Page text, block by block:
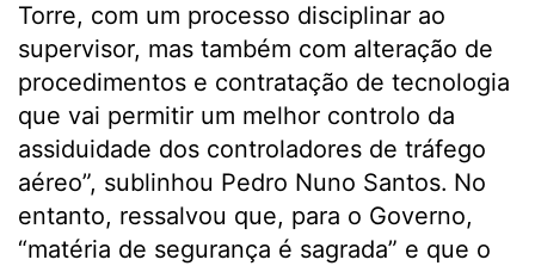
Torre, com um processo disciplinar ao
supervisor, mas também com alteração de
procedimentos e contratação de tecnologia
que vai permitir um melhor controlo da
assiduidade dos controladores de tráfego
aéreo”, sublinhou Pedro Nuno Santos. No
entanto, ressalvou que, para o Governo,
“matéria de segurança é sagrada” e que o